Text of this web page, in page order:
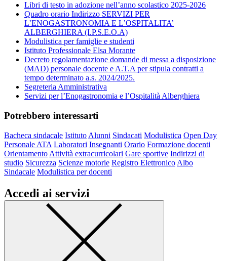
Libri di testo in adozione nell’anno scolastico 2025-2026
Quadro orario Indirizzo SERVIZI PER
L’ENOGASTRONOMIA E L’OSPITALITA’
ALBERGHIERA (I.P.S.E.O.A)
Modulistica per famiglie e studenti
Istituto Professionale Elsa Morante
Decreto regolamentazione domande di messa a disposizione
(MAD) personale docente e A.T.A per stipula contratti a
tempo determinato a.s. 2024/2025.
Segreteria Amministrativa
Servizi per l’Enogastronomia e l’Ospitalità Alberghiera
Potrebbero interessarti
Bacheca sindacale Istituto Alunni Sindacati Modulistica Open Day
Personale ATA Laboratori Insegnanti Orario Formazione docenti
Orientamento Attività extracurricolari Gare sportive Indirizzi di
studio Sicurezza Scienze motorie Registro Elettronico Albo
Sindacale Modulistica per docenti
Accedi ai servizi